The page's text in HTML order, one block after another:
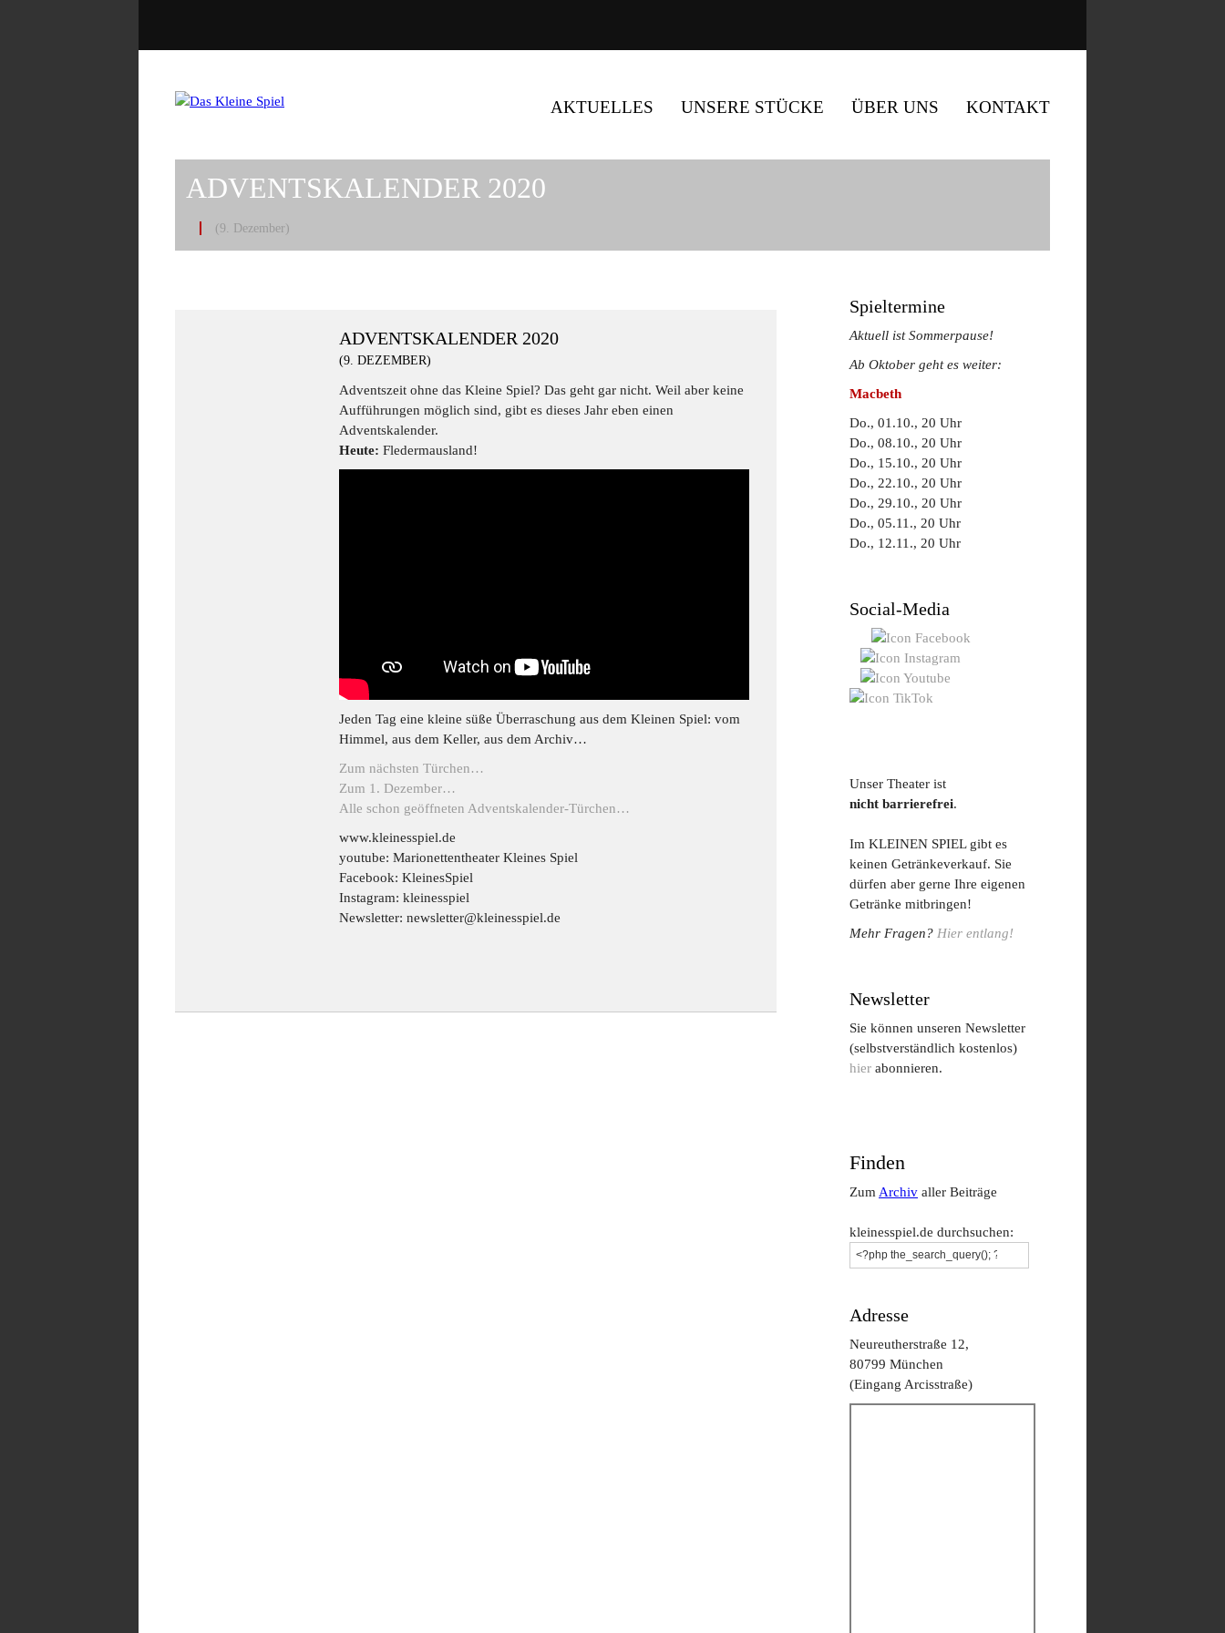
AKTUELLES UNSERE STÜCKE ÜBER UNS KONTAKT
ADVENTSKALENDER 2020
(9. Dezember)
ADVENTSKALENDER 2020
(9. DEZEMBER)
Adventszeit ohne das Kleine Spiel? Das geht gar nicht. Weil aber keine
Aufführungen möglich sind, gibt es dieses Jahr eben einen
Adventskalender.
Heute: Fledermausland!
Jeden Tag eine kleine süße Überraschung aus dem Kleinen Spiel: vom
Himmel, aus dem Keller, aus dem Archiv…
Zum nächsten Türchen…
Zum 1. Dezember…
Alle schon geöffneten Adventskalender-Türchen…
www.kleinesspiel.de
youtube: Marionettentheater Kleines Spiel
Facebook: KleinesSpiel
Instagram: kleinesspiel
Newsletter: newsletter@kleinesspiel.de
Spieltermine
Aktuell ist Sommerpause!
Ab Oktober geht es weiter:
Macbeth
Do., 01.10., 20 Uhr
Do., 08.10., 20 Uhr
Do., 15.10., 20 Uhr
Do., 22.10., 20 Uhr
Do., 29.10., 20 Uhr
Do., 05.11., 20 Uhr
Do., 12.11., 20 Uhr
Social-Media
Unser Theater ist
nicht barrierefrei.
Im KLEINEN SPIEL gibt es
keinen Getränkeverkauf. Sie
dürfen aber gerne Ihre eigenen
Getränke mitbringen!
Mehr Fragen? Hier entlang!
Newsletter
Sie können unseren Newsletter
(selbstverständlich kostenlos)
hier abonnieren.
Finden
Zum Archiv aller Beiträge
kleinesspiel.de durchsuchen:
Adresse
Neureutherstraße 12,
80799 München
(Eingang Arcisstraße)